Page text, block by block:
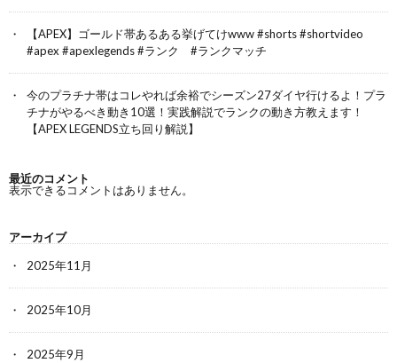
【APEX】ゴールド帯あるある挙げてけwww #shorts #shortvideo
#apex #apexlegends #ランク #ランクマッチ
今のプラチナ帯はコレやれば余裕でシーズン27ダイヤ行けるよ！プラ
チナがやるべき動き10選！実践解説でランクの動き方教えます！
【APEX LEGENDS立ち回り解説】
最近のコメント
表示できるコメントはありません。
アーカイブ
2025年11月
2025年10月
2025年9月